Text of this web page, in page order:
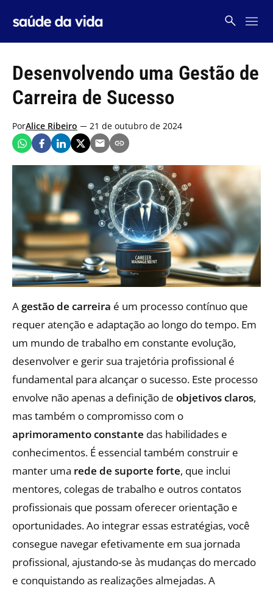
Desenvolvendo uma Gestão de
Carreira de Sucesso
PorAlice Ribeiro 21 de outubro de 2024
Agestão de carreira é um processo contínuo que
requer atenção e adaptação ao longo do tempo. Em
um mundo de trabalho em constante evolução,
desenvolver e gerir sua trajetória profissional é
fundamental para alcançar o sucesso. Este processo
envolve não apenas a definição de objetivos claros,
mas também o compromisso com o
aprimoramento constante das habilidades e
conhecimentos. É essencial também construir e
manter uma rede de suporte forte, que inclui
mentores, colegas de trabalho e outros contatos
profissionais que possam oferecer orientação e
oportunidades. Ao integrar essas estratégias, você
consegue navegar efetivamente em sua jornada
profissional, ajustando-se às mudanças do mercado
e conquistando as realizações almejadas. A